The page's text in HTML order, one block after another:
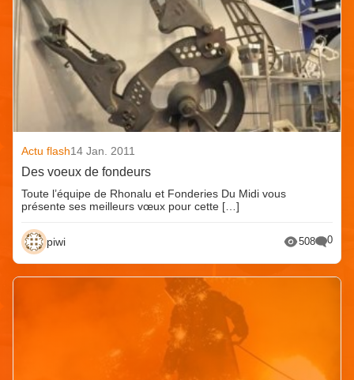
Actu flash14 Jan. 2011
Des voeux de fondeurs
Toute l’équipe de Rhonalu et Fonderies Du Midi vous
présente ses meilleurs vœux pour cette […]
piwi 508 0